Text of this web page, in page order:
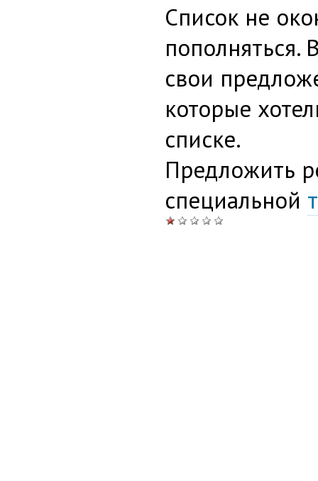
Список не
пополняться.
свои
которые
списке.
Предложить
специальной